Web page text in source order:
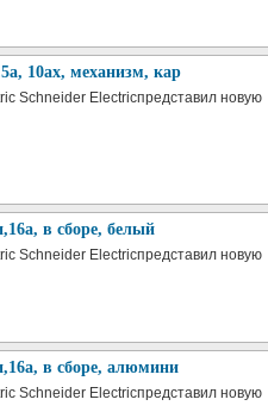
10ах, механизм, кар
Schneider Electricпредставил новую
в сборе, белый
Schneider Electricпредставил новую
в сборе, алюмини
Schneider Electricпредставил новую